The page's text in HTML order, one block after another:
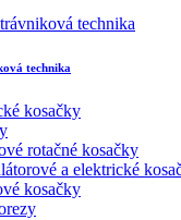
technika
kosačky
rotačné kosačky
a elektrické
kosačky